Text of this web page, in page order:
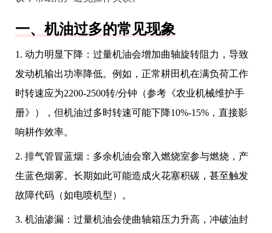
一、机油过多的常见现象
1. 动力明显下降：过量机油会增加曲轴旋转阻力，导致
发动机输出功率降低。例如，正常耕田机在满负荷工作
时转速应为2200-2500转/分钟（参考《农业机械维护手
册》），但机油过多时转速可能下降10%-15%，直接影
响耕作效率。
2. 排气管冒蓝烟：多余机油会窜入燃烧室参与燃烧，产
生蓝色烟雾。长期如此可能造成火花塞积碳，甚至触发
故障代码（如电喷机型）。
3. 机油渗漏：过量机油会使曲轴箱压力升高，冲破油封